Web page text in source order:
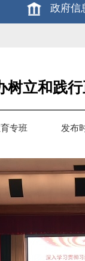
政府信
树立和践
专班 发布